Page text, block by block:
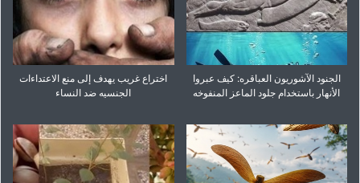
الجنود الآشوریون العباقره: کیف عبروا
الأنهار باستخدام جلود الماعز المنفوخه
اختراع غریب یهدف إلى منع الاعتداءات
الجنسیه ضد النساء